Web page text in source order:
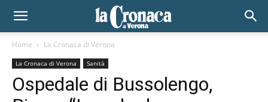
Home La Cronaca di Verona
La Cronaca di Verona Sanità
Ospedale di Bussolengo,